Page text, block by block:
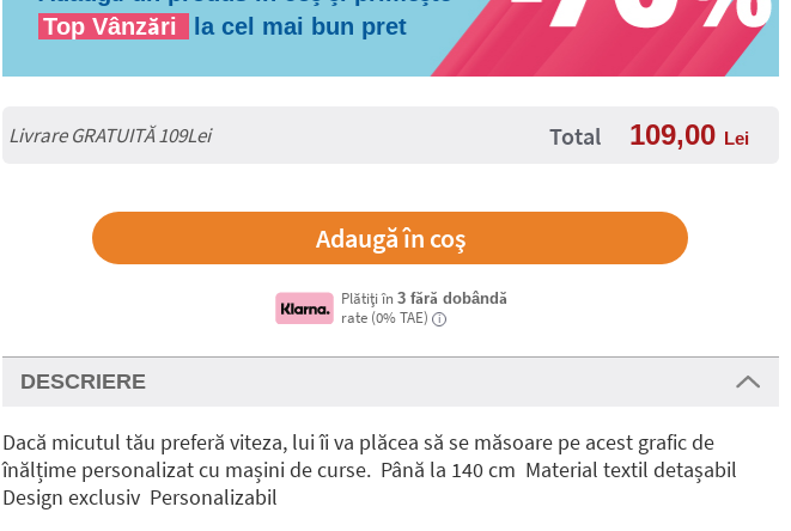
Top Vânzări
la cel mai bun pret
Livrare GRATUITĂ 109Lei Total 109,00 Lei
Plătiți în 3 fără dobândă
rate (0% TAE) i
DESCRIERE
Dacă micutul tău preferă viteza, lui îi va plăcea să se măsoare pe acest grafic de
înălțime personalizat cu mașini de curse. Până la 140 cm Material textil detașabil
Design exclusiv Personalizabil